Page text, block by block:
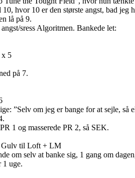
hvor 10 er den største angst, bad jeg
lå på 9.
sress Algoritmen. Bankede let:
x 5
på 7.
”Selv om jeg er bange for at sejle,
1 og masserede PR 2, så SEK.
Gulv til Loft + LM
om selv at banke sig, 1 gang om
1 uge.